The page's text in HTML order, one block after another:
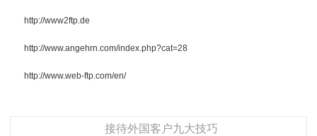
http://www2ftp.de
http://www.angehrn.com/index.php?cat=28
http://www.web-ftp.com/en/
接待外国客户九大技巧